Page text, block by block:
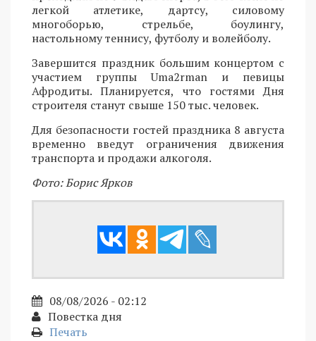
легкой атлетике, дартсу, силовому
многоборью, стрельбе, боулингу,
настольному теннису, футболу и волейболу.
Завершится праздник большим концертом с
участием группы Uma2rman и певицы
Афродиты. Планируется, что гостями Дня
строителя станут свыше 150 тыс. человек.
Для безопасности гостей праздника 8 августа
временно введут ограничения движения
транспорта и продажи алкоголя.
Фото: Борис Ярков
08/08/2026 - 02:12
Повестка дня
Печать